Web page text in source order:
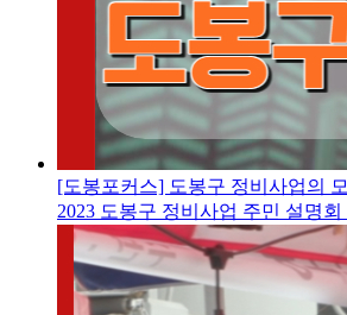
[도봉포커스] 도봉구 정비사업의
2023 도봉구 정비사업 주민 설명회